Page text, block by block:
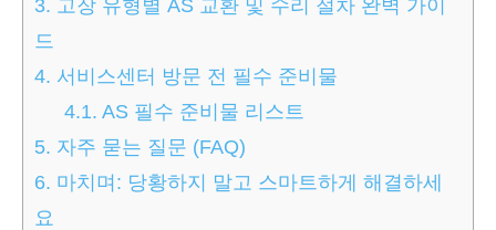
3. 고장 유형별 AS 교환 및 수리 절차 완벽 가이
드
4. 서비스센터 방문 전 필수 준비물
4.1. AS 필수 준비물 리스트
5. 자주 묻는 질문 (FAQ)
6. 마치며: 당황하지 말고 스마트하게 해결하세
요